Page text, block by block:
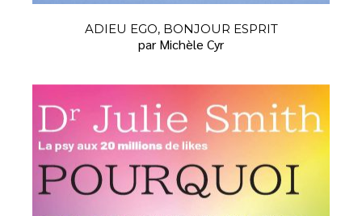
ADIEU EGO, BONJOUR ESPRIT
par Michèle Cyr